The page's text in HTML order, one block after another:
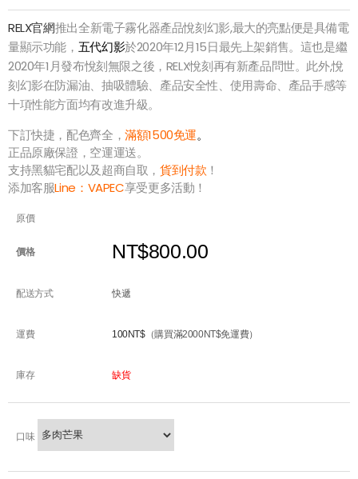
RELX官網推出全新電子霧化器產品悅刻幻影,最大的亮點便是具備電
量顯示功能， 五代幻影於2020年12月15日最先上架銷售。這也是繼
2020年1月發布悅刻無限之後，RELX悅刻再有新產品問世。此外,悅
刻幻影在防漏油、抽吸體驗、產品安全性、使用壽命、產品手感等
十項性能方面均有改進升級。
下訂快捷，配色齊全，滿額1500免運。
正品原廠保證，空運運送。
支持黑貓宅配以及超商自取，貨到付款 ！
添加客服Line： VAPEC享受更多活動！
原價
價格 NT$800.00
配送方式 快遞
運費 100NT$（購買滿2000NT$免運費）
庫存 缺貨
口味